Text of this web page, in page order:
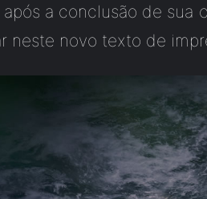
a conclusão de sua
neste novo texto de